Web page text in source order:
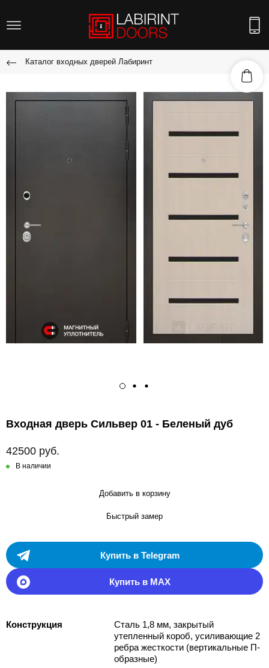
Каталог входных дверей Лабиринт
Входная дверь Сильвер 01 - Беленый дуб
42500 руб.
В наличии
Добавить в корзину
Быстрый замер
Купить в Telegram
Купить в MAX
Конструкция
Сталь 1,8 мм, закрытый
утепленный короб, усиливающие 2
ребра жесткости (вертикальные П-
образные)